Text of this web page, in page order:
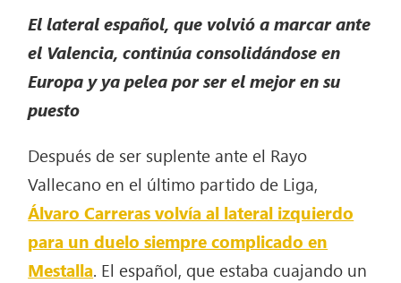
El lateral español, que volvió a marcar ante
el Valencia, continúa consolidándose en
Europa y ya pelea por ser el mejor en su
puesto
Después de ser suplente ante el Rayo
Vallecano en el último partido de Liga,
Álvaro Carreras volvía al lateral izquierdo
para un duelo siempre complicado en
Mestalla. El español, que estaba cuajando un